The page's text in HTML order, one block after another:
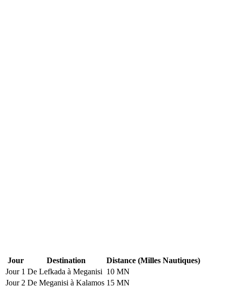
Jour Destination
Distance (Milles Nautiques)
Jour 1 De Lefkada à Meganisi 10 MN
Jour 2 De Meganisi à Kalamos 15 MN